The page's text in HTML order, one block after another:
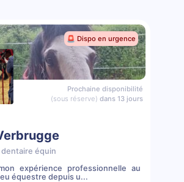
🚨 Dispo en urgence
Prochaine disponibilité
(sous réserve) dans 13 jours
équin
expérience professionnelle au
équestre depuis u...